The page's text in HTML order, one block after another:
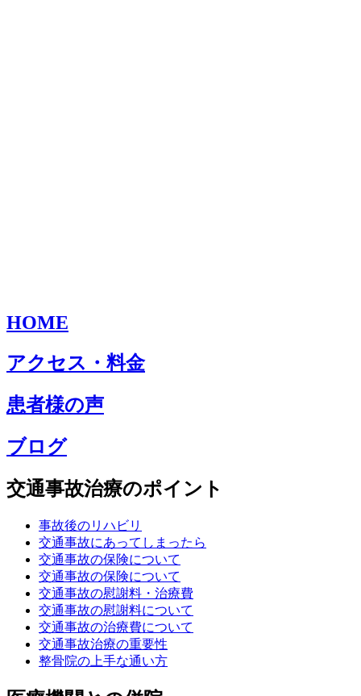
HOME
アクセス・料金
患者様の声
ブログ
交通事故治療のポイント
事故後のリハビリ
交通事故にあってしまったら
交通事故の保険について
交通事故の保険について
交通事故の慰謝料・治療費
交通事故の慰謝料について
交通事故の治療費について
交通事故治療の重要性
整骨院の上手な通い方